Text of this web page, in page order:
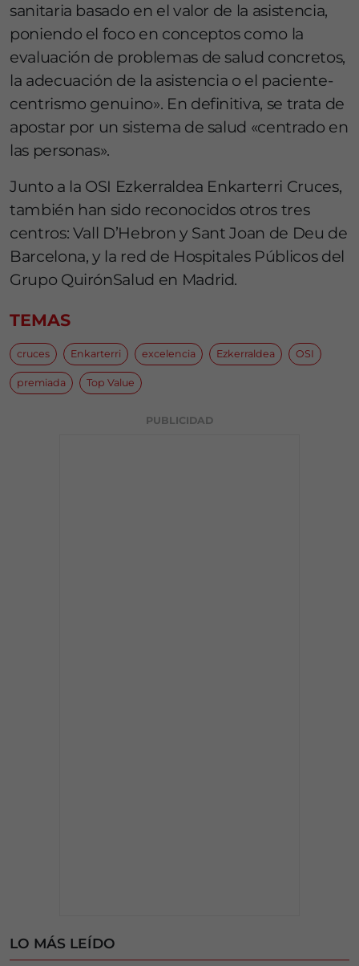
sanitaria basado en el valor de la asistencia,
poniendo el foco en conceptos como la
evaluación de problemas de salud concretos,
la adecuación de la asistencia o el paciente-
centrismo genuino». En definitiva, se trata de
apostar por un sistema de salud «centrado en
las personas».
Junto a la OSI Ezkerraldea Enkarterri Cruces,
también han sido reconocidos otros tres
centros: Vall D’Hebron y Sant Joan de Deu de
Barcelona, y la red de Hospitales Públicos del
Grupo QuirónSalud en Madrid.
TEMAS
cruces Enkarterri excelencia Ezkerraldea OSI
premiada Top Value
PUBLICIDAD
LO MÁS LEÍDO